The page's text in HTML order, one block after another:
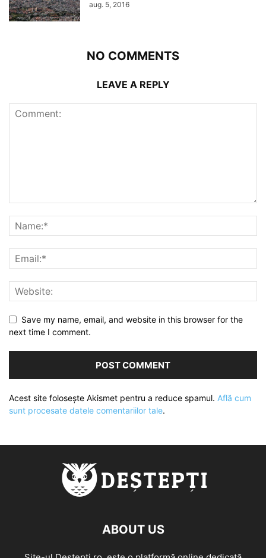
aug. 5, 2016
NO COMMENTS
LEAVE A REPLY
Save my name, email, and website in this browser for the
next time I comment.
Acest site folosește Akismet pentru a reduce spamul. Află cum
sunt procesate datele comentariilor tale.
ABOUT US